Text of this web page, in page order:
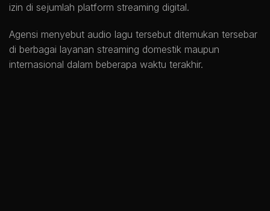
izin di sejumlah platform streaming digital.
Agensi menyebut audio lagu tersebut ditemukan tersebar
di berbagai layanan streaming domestik maupun
internasional dalam beberapa waktu terakhir.